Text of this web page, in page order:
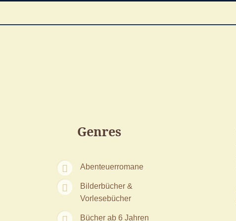
Genres
Abenteuerromane
Bilderbücher &
Vorlesebücher
Bücher ab 6 Jahren